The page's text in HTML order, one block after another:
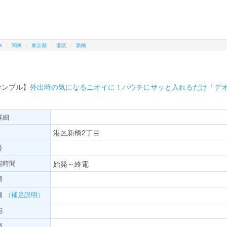
関東 東京都 港区 新橋
プル】 外出時の気になるニオイに！パウチにサッと入れるだけ「デ
細
港区新橋2丁目
時間
始発～終電
（補足説明）